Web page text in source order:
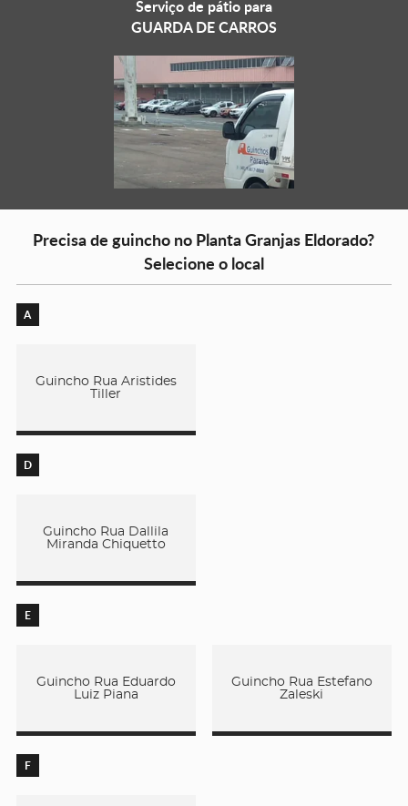
Serviço de pátio para
GUARDA DE CARROS
Precisa de guincho no Planta Granjas Eldorado?
Selecione o local
A
Guincho Rua Aristides
Tiller
D
Guincho Rua Dallila
Miranda Chiquetto
E
Guincho Rua Eduardo
Luiz Piana
Guincho Rua Estefano
Zaleski
F